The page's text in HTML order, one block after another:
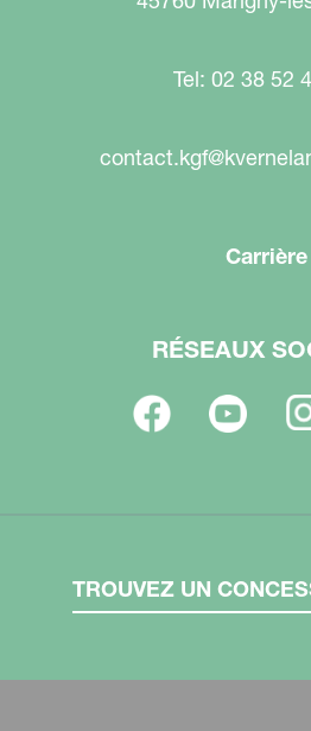
Tel: 02 38 52
Carrière
RÉSEAUX
TROUVEZ UN